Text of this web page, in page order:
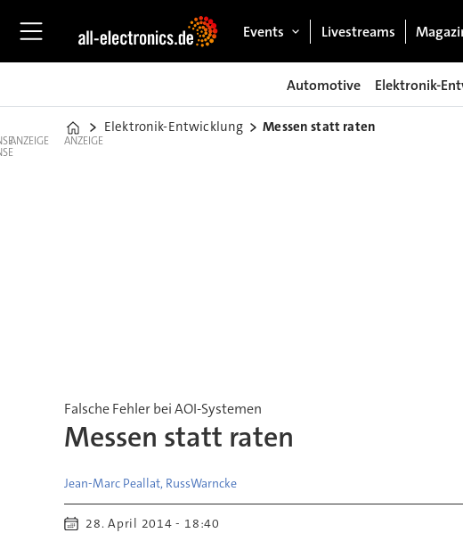
Events Livestreams
Automotive Elektronik-
Home
Elektronik-Entwicklung Messen statt raten
ANZEIGE ANZEIGE
Falsche Fehler bei AOI-Systemen
Messen statt raten
Jean-Marc Peallat, RussWarncke
28. April 2014 - 18:40